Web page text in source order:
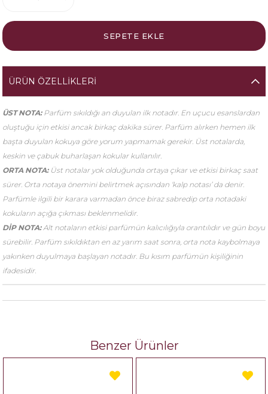
ÜRÜN ÖZELLIKLERI
ÜST NOTA:Parfüm sıkıldığı an duyulan ilk notadır. En uçucu esanslardan
oluştuğu için etkisi ancak birkaç dakika sürer. Parfüm alırken hemen ilk
başta duyulan kokuya göre yorum yapmamak gerekir. Üst notalarda,
keskin ve çabuk buharlaşan kokular kullanılır.
ORTA NOTA: Üst notalar yok olduğunda ortaya çıkar ve etkisi birkaç saat
sürer. Orta notaya önemini belirtmek açısından ‘kalp notası’ da denir.
Parfümle ilgili bir karara varmadan önce biraz sabredip orta notadaki
kokuların açığa çıkması beklenmelidir.
DİP NOTA:Alt notaların etkisi parfümün kalıcılığıyla orantılıdır ve gün boyu
sürebilir. Parfüm sıkıldıktan en az yarım saat sonra, orta nota kaybolmaya
yakınken duyulmaya başlayan notadır. Bu kısım parfümün kişiliğinin
ifadesidir.
Benzer Ürünler